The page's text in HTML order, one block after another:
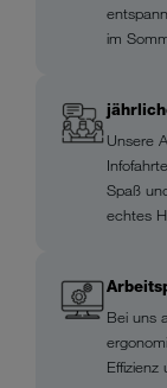
im
Unsere
Spaß
echtes
Bei uns
Effizienz